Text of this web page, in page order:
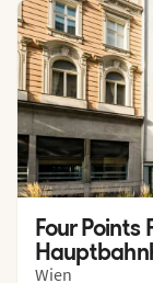
Four Points
Wien